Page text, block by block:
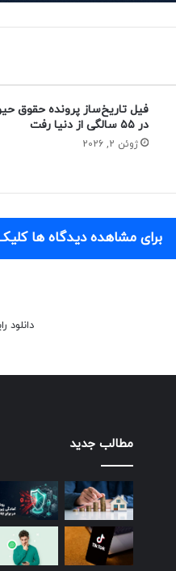
فیل تاریخ‌ساز پرونده حقوق
در ۵۵ سالگی از دنیا رفت
ژوئن 2, 2026
برای مشاهده دیدگاه ها
دانلود
مطالب جدید